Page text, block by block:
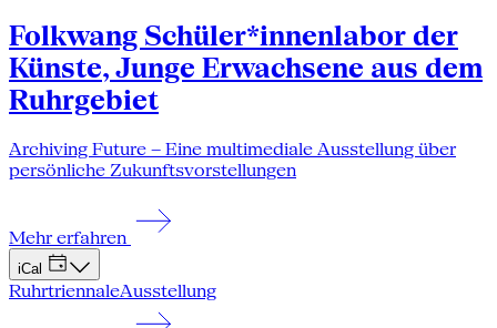
Folkwang Schüler*innenlabor der
Künste, Junge Erwachsene aus dem
Ruhrgebiet
Archiving Future – Eine multimediale Ausstellung über
persönliche Zukunftsvorstellungen
Mehr erfahren
iCal
RuhrtriennaleAusstellung